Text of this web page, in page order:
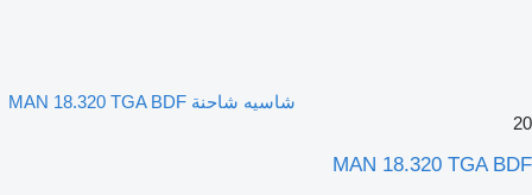
شاسيه شاحنة MAN 18.320 TGA BDF
20
MAN 18.320 TGA BDF